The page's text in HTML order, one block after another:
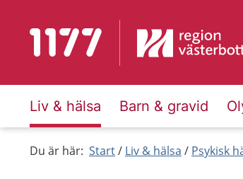
Till startsidan för 1177
Liv & hälsa Barn & gravid
Du är här: Start Liv & hälsa Psykisk